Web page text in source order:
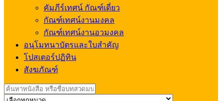
คัมภีร์เทศน์ กัณฑ์เดี่ยว
กัณฑ์เทศน์งานมงคล
กัณฑ์เทศน์งานอวมงคล
อนุโมทนาบัตรและใบสำคัญ
โปสเตอร์ปฏิทิน
สังฆภัณฑ์
Search
for: